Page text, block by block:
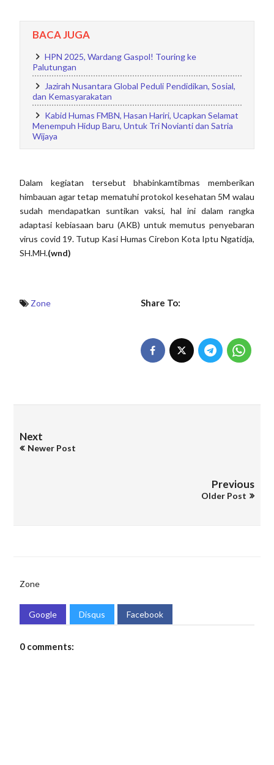
BACA JUGA
HPN 2025, Wardang Gaspol! Touring ke
Palutungan
Jazirah Nusantara Global Peduli Pendidikan, Sosial,
dan Kemasyarakatan
Kabid Humas FMBN, Hasan Hariri, Ucapkan Selamat
Menempuh Hidup Baru, Untuk Tri Novianti dan Satria
Wijaya
Dalam kegiatan tersebut bhabinkamtibmas memberikan
himbauan agar tetap mematuhi protokol kesehatan 5M walau
sudah mendapatkan suntikan vaksi, hal ini dalam rangka
adaptasi kebiasaan baru (AKB) untuk memutus penyebaran
virus covid 19. Tutup Kasi Humas Cirebon Kota Iptu Ngatidja,
SH.MH.(wnd)
Zone Share To:
Next
Newer Post
Previous
Older Post
Zone
Google Disqus Facebook
0 comments: